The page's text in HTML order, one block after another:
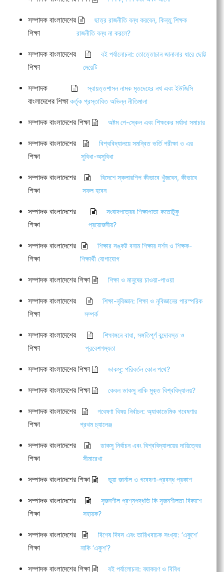
সম্পাদক বাংলাদেশের
শিক্ষা
ছাত্র রাজনীতি বন্ধ করবেন, কিন্তু শিক্ষক
রাজনীতি বন্ধ না করলে?
সম্পাদক বাংলাদেশের
শিক্ষা
বই পর্যালোচনা: তোত্তোচান জানালার ধারে ছোট্ট
মেয়েটি
সম্পাদক
বাংলাদেশের শিক্ষা
স্বায়ত্তশাসন নামক মৃতদেহের নখ এবং ইউজিসি
কর্তৃক প্রস্তাবিত অভিন্ন নীতিমালা
সম্পাদক বাংলাদেশের শিক্ষা অষ্টম পে-স্কেল এবং শিক্ষকের মর্যাদা সমাচার
সম্পাদক বাংলাদেশের
শিক্ষা
বিশ্ববিদ্যালয়ে সমন্বিত ভর্তি পরীক্ষা ও এর
সুবিধা-অসুবিধা
সম্পাদক বাংলাদেশের
শিক্ষা
বিদেশে স্কলারশিপ কীভাবে খুঁজবেন, কীভাবে
সফল হবেন
সম্পাদক বাংলাদেশের
শিক্ষা
সংবাদপত্রের শিক্ষাপাতা কতোটুকু
প্রয়োজনীয়?
সম্পাদক বাংলাদেশের
শিক্ষা
শিক্ষার সঙ্কট বনাম শিক্ষার দর্শন ও শিক্ষক-
শিক্ষার্থী যোগাযোগ
সম্পাদক বাংলাদেশের শিক্ষা শিক্ষা ও মানুষের চাওয়া-পাওয়া
সম্পাদক বাংলাদেশের
শিক্ষা
শিক্ষা-নৃবিজ্ঞান: শিক্ষা ও নৃবিজ্ঞানের পারস্পরিক
সম্পর্ক
সম্পাদক বাংলাদেশের
শিক্ষা
শিক্ষাঙ্গনে বাধা, সঙ্গতিপূর্ণ বন্দোবস্ত ও
প্রবেশগম্যতা
সম্পাদক বাংলাদেশের শিক্ষা ডাকসু: পরিবর্তন কোন পথে?
সম্পাদক বাংলাদেশের শিক্ষা কেবল ডাকসু নাকি মুক্ত বিশ্ববিদ্যালয়?
সম্পাদক বাংলাদেশের
শিক্ষা
গবেষণা বিষয় নির্বাচন: অ্যাকাডেমিক গবেষণার
প্রথম চ্যালেঞ্জ
সম্পাদক বাংলাদেশের
শিক্ষা
ডাকসু নির্বাচন এবং বিশ্ববিদ্যালয়ের দায়িত্বের
সীমারেখা
সম্পাদক বাংলাদেশের শিক্ষা ভুয়া জার্নাল ও গবেষণা-প্রবন্ধ প্রকাশ
সম্পাদক বাংলাদেশের
শিক্ষা
সৃজনশীল প্রশ্নপদ্ধতি কি সৃজনশীলতা বিকাশে
সহায়ক?
সম্পাদক বাংলাদেশের
শিক্ষা
বিশেষ দিবস এবং তারিখবাচক সংখ্যা: ‘একুশে’
নাকি ‘একুশ’?
সম্পাদক বাংলাদেশের শিক্ষা বই পর্যালোচনা: ব্যাকরণ ও বিবিধ